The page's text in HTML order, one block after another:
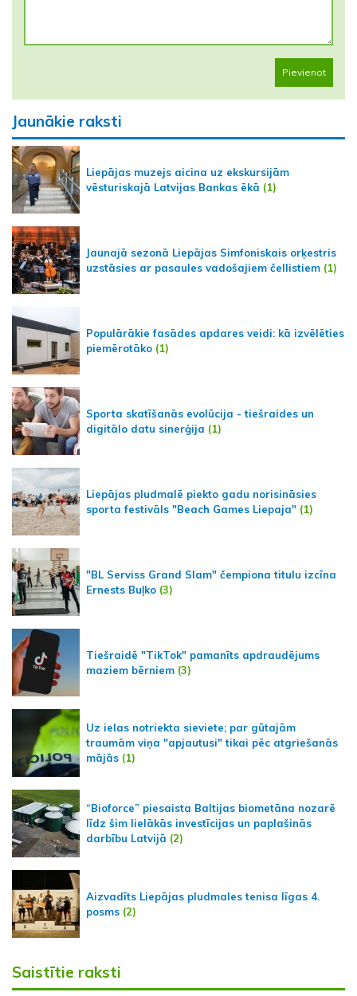
Pievienot
Jaunākie raksti
Liepājas muzejs aicina uz ekskursijām
vēsturiskajā Latvijas Bankas ēkā (1)
Jaunajā sezonā Liepājas Simfoniskais orķestris
uzstāsies ar pasaules vadošajiem čellistiem (1)
Populārākie fasādes apdares veidi: kā izvēlēties
piemērotāko (1)
Sporta skatīšanās evolūcija - tiešraides un
digitālo datu sinerģija (1)
Liepājas pludmalē piekto gadu norisināsies
sporta festivāls "Beach Games Liepaja" (1)
"BL Serviss Grand Slam" čempiona titulu izcīna
Ernests Buļko (3)
Tiešraidē "TikTok" pamanīts apdraudējums
maziem bērniem (3)
Uz ielas notriekta sieviete; par gūtajām
traumām viņa "apjautusi" tikai pēc atgriešanās
mājās (1)
“Bioforce” piesaista Baltijas biometāna nozarē
līdz šim lielākās investīcijas un paplašinās
darbību Latvijā (2)
Aizvadīts Liepājas pludmales tenisa līgas 4.
posms (2)
Saistītie raksti